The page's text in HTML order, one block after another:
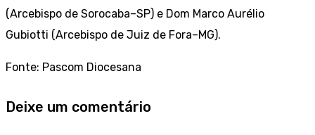
(Arcebispo de Sorocaba–SP) e Dom Marco Aurélio
Gubiotti (Arcebispo de Juiz de Fora–MG).
Fonte: Pascom Diocesana
Deixe um comentário